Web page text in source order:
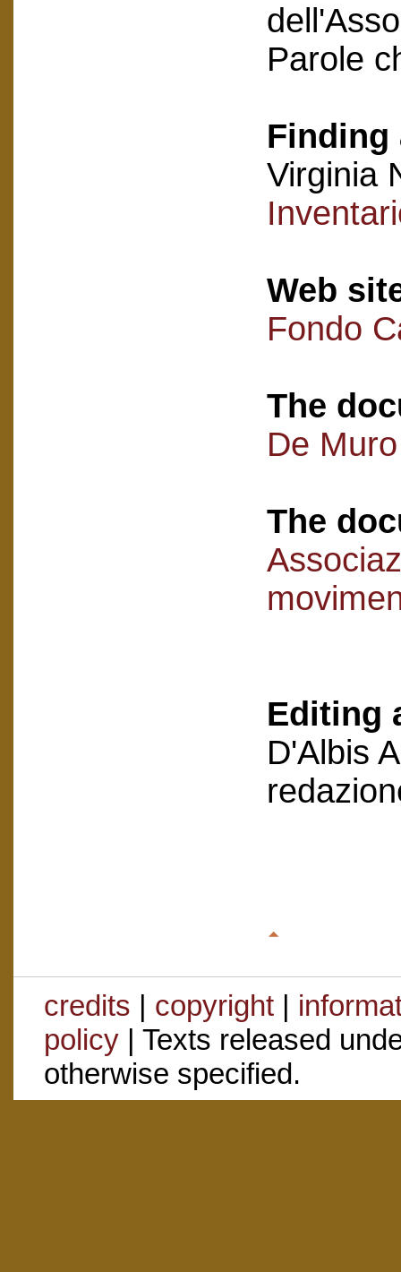
Parole
Finding
Virginia
Web
Fondo
The
De
The
Editing
D'Albis
credits | copyright|
policy| Texts released
otherwise specified.